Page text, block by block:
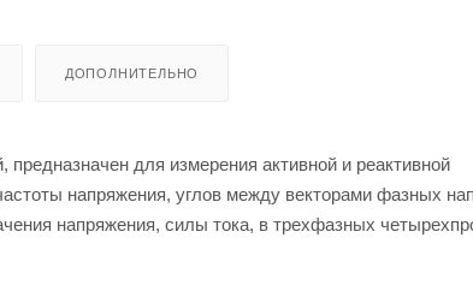
ДОПОЛНИТЕЛЬНО
предназначен для измерения активной и реактивной
напряжения, углов между векторами фазных
напряжения, силы тока, в трехфазных